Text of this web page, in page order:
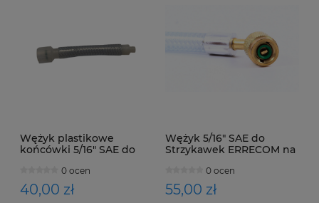
Wężyk plastikowe
końcówki 5/16" SAE do
barwnik UV ,Olej ,
Uszczelniaczy Extreme i
nnych rodzajów
0 ocen
40,00 zł
Wężyk 5/16" SAE do
Strzykawek ERRECOM na
Uszczelniaczy Extreme i
nnych rodzajów
0 ocen
55,00 zł